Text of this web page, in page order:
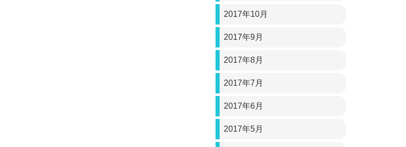
2017年10月
2017年9月
2017年8月
2017年7月
2017年6月
2017年5月